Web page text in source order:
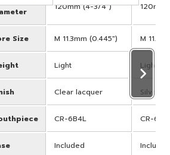
120mm (4-3/4")
Size M 11.3mm (0.445") M
Light Light
Clear lacquer Silver-
CR-6B4L CR-
Included Included